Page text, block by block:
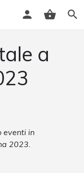
a
eventi in
2023.